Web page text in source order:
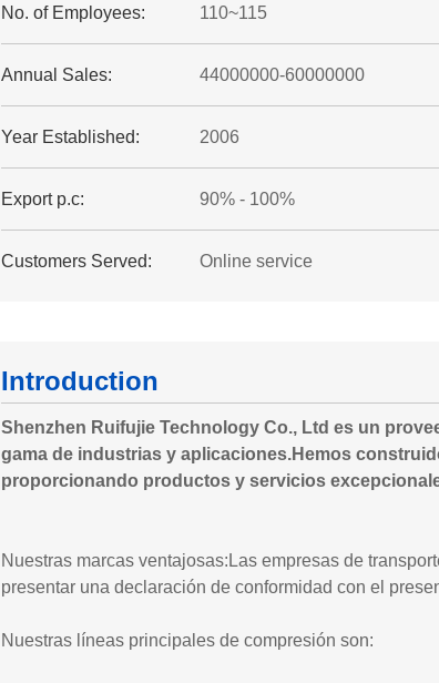
No. of Employees: 110~115
Annual Sales: 44000000-60000000
Year Established: 2006
Export p.c: 90% - 100%
Customers Served: Online service
Introduction
Shenzhen Ruifujie Technology Co., Ltd es un
gama de industrias y aplicaciones.Hemos
proporcionando productos y servicios
Nuestras marcas ventajosas: Las empresas de
presentar una declaración de conformidad con el
Nuestras líneas principales de compresión son: